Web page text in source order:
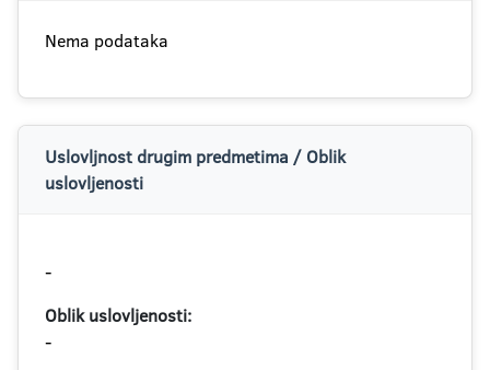
Nema podataka
Uslovljnost drugim predmetima / Oblik
uslovljenosti
-
Oblik uslovljenosti:
-